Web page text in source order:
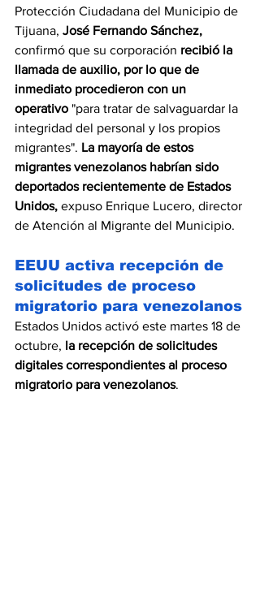
Protección Ciudadana del Municipio de
Tijuana, José Fernando Sánchez,
confirmó que su corporación recibió la
llamada de auxilio, por lo que de
inmediato procedieron con un
operativo "para tratar de salvaguardar la
integridad del personal y los propios
migrantes". La mayoría de estos
migrantes venezolanos habrían sido
deportados recientemente de Estados
Unidos, expuso Enrique Lucero, director
de Atención al Migrante del Municipio.
EEUU activa recepción de
solicitudes de proceso
migratorio para venezolanos
Estados Unidos activó este martes 18 de
octubre, la recepción de solicitudes
digitales correspondientes al proceso
migratorio para venezolanos.